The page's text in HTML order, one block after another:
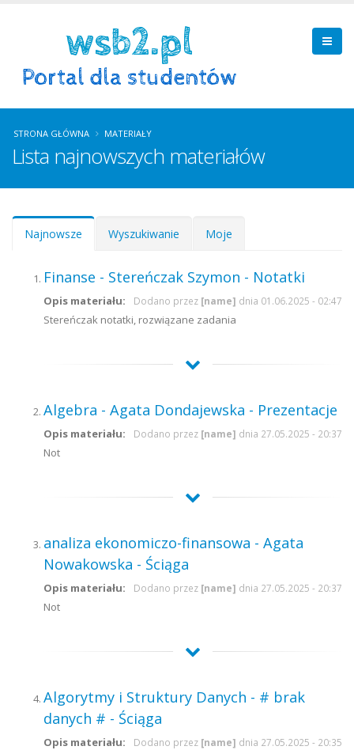
STRONA GŁÓWNA MATERIAŁY
Lista najnowszych materiałów
Zakładki podstawowe
Najnowsze (aktywnaWyszukiwanie Moje
Finanse - Stereńczak Szymon - Notatki
Dodano przez [name] dnia 01.06.2025 - 02:47
Opis materiału:
Stereńczak notatki, rozwiązane zadania
Algebra - Agata Dondajewska - Prezentacje
Dodano przez [name] dnia 27.05.2025 - 20:37
Opis materiału:
Not
analiza ekonomiczo-finansowa - Agata
Nowakowska - Ściąga
Dodano przez [name] dnia 27.05.2025 - 20:37
Opis materiału:
Not
Algorytmy i Struktury Danych - # brak
danych # - Ściąga
Dodano przez [name] dnia 27.05.2025 - 20:35
Opis materiału: